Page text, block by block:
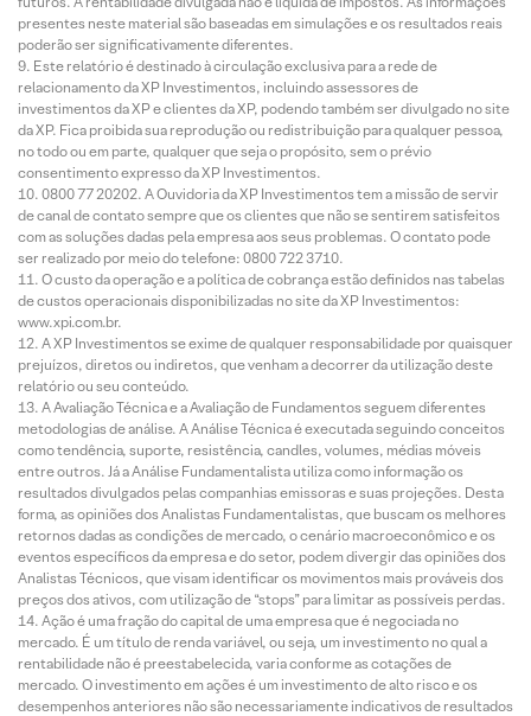
presentes neste material são baseadas em simulações e os resultados reais
poderão ser significativamente diferentes.
Este relatório é destinado à circulação exclusiva para a rede de
relacionamento da XP Investimentos, incluindo assessores de
investimentos da XP e clientes da XP, podendo também ser divulgado no site
da XP. Fica proibida sua reprodução ou redistribuição para qualquer pessoa,
no todo ou em parte, qualquer que seja o propósito, sem o prévio
consentimento expresso da XP Investimentos.
0800 77 20202. A Ouvidoria da XP Investimentos tem a missão de servir
de canal de contato sempre que os clientes que não se sentirem satisfeitos
com as soluções dadas pela empresa aos seus problemas. O contato pode
ser realizado por meio do telefone: 0800 722 3710.
O custo da operação e a política de cobrança estão definidos nas tabelas
de custos operacionais disponibilizadas no site da XP Investimentos:
www.xpi.com.br.
A XP Investimentos se exime de qualquer responsabilidade por quaisquer
prejuízos, diretos ou indiretos, que venham a decorrer da utilização deste
relatório ou seu conteúdo.
A Avaliação Técnica e a Avaliação de Fundamentos seguem diferentes
metodologias de análise. A Análise Técnica é executada seguindo conceitos
como tendência, suporte, resistência, candles, volumes, médias móveis
entre outros. Já a Análise Fundamentalista utiliza como informação os
resultados divulgados pelas companhias emissoras e suas projeções. Desta
forma, as opiniões dos Analistas Fundamentalistas, que buscam os melhores
retornos dadas as condições de mercado, o cenário macroeconômico e os
eventos específicos da empresa e do setor, podem divergir das opiniões dos
Analistas Técnicos, que visam identificar os movimentos mais prováveis dos
preços dos ativos, com utilização de “stops” para limitar as possíveis perdas.
Ação é uma fração do capital de uma empresa que é negociada no
mercado. É um título de renda variável, ou seja, um investimento no qual a
rentabilidade não é preestabelecida, varia conforme as cotações de
mercado. O investimento em ações é um investimento de alto risco e os
desempenhos anteriores não são necessariamente indicativos de resultados